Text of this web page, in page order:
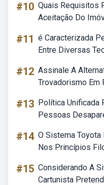
#10 Quais Requisitos
Aceitação Do
#11 é Caracterizada
Entre Diversas
#12 Assinale A
Trovadorismo Em
#13 Política Unificada
Pessoas
#14 O Sistema Toyota
Nos Princípios
#15 Considerando A
Cartunista